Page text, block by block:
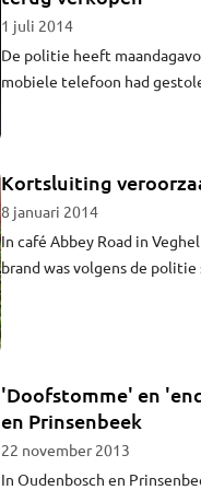
1 juli 2014
De politie heeft
mobiele telefoon had
Kortsluiting
8 januari 2014
In café Abbey Road in
brand was volgens de
'Doofstomme' en
en Prinsenbeek
22 november 2013
In Oudenbosch en